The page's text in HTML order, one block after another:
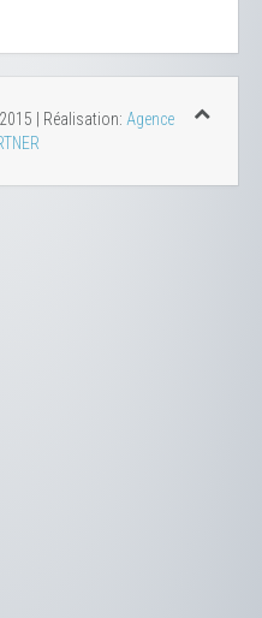
| Réalisation: Agence